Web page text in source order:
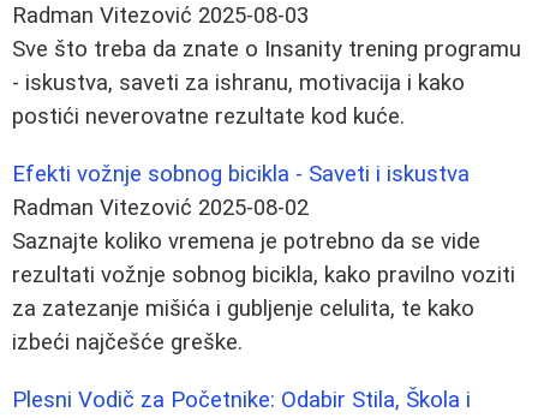
Radman Vitezović 2025-08-03
Sve što treba da znate o Insanity trening programu
- iskustva, saveti za ishranu, motivacija i kako
postići neverovatne rezultate kod kuće.
Efekti vožnje sobnog bicikla - Saveti i iskustva
Radman Vitezović 2025-08-02
Saznajte koliko vremena je potrebno da se vide
rezultati vožnje sobnog bicikla, kako pravilno voziti
za zatezanje mišića i gubljenje celulita, te kako
izbeći najčešće greške.
Plesni Vodič za Početnike: Odabir Stila, Škola i